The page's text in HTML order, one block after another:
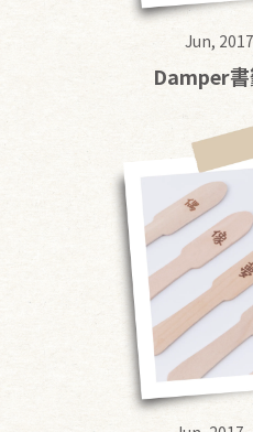
Jun, 2017
Damper